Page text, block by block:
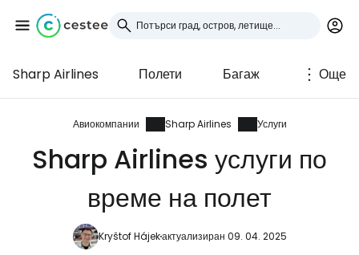
Sharp Airlines Полети Багаж Още
Авиокомпании Sharp Airlines Услуги
Sharp Airlines услуги по
време на полет
Kryštof Hájekактуализиран 09. 04. 2025
Влезте в Cestee
... световната общност на туристите
Продължете с Google
Продължете с Facebook